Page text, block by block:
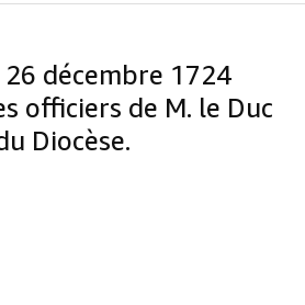
décembre 1724
officiers de M. le Duc
Diocèse.